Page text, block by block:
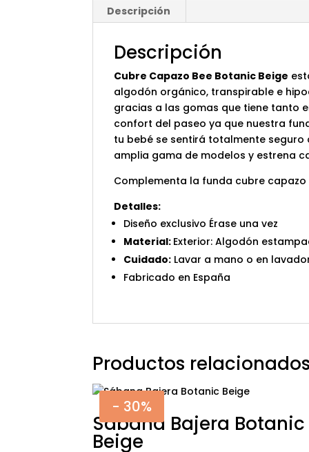
Descripción
Descripción
Cubre Capazo Bee Botanic Beige
algodón orgánico, transpirable e
gracias a las gomas que tiene tanto
confort del paseo ya que nuestra
tu bebé se sentirá totalmente
amplia gama de modelos y estrena
Complementa la funda cubre
Detalles:
Diseño exclusivo Érase una vez
Material: Exterior: Algodón
Cuidado: Lavar a mano o en
Fabricado en España
Productos relacionados
- 30%
Sábana Bajera Botanic
Beige